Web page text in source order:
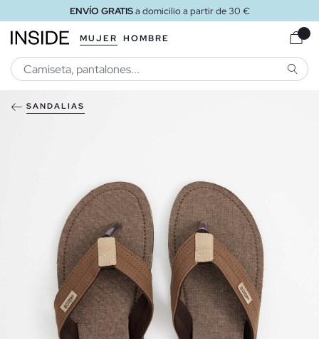
ENVÍO GRATISa domicilio a partir de 30 €
MUJER HOMBRE
SANDALIAS